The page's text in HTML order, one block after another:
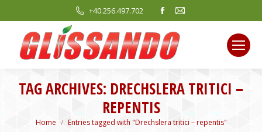
+40.256.497.702
Facebook
opens
in
new
window
Mail
new
window
TAG ARCHIVES: DRECHSLERA TRITICI –
REPENTIS
You are here:
Home Entries tagged with "Drechslera tritici – repentis"